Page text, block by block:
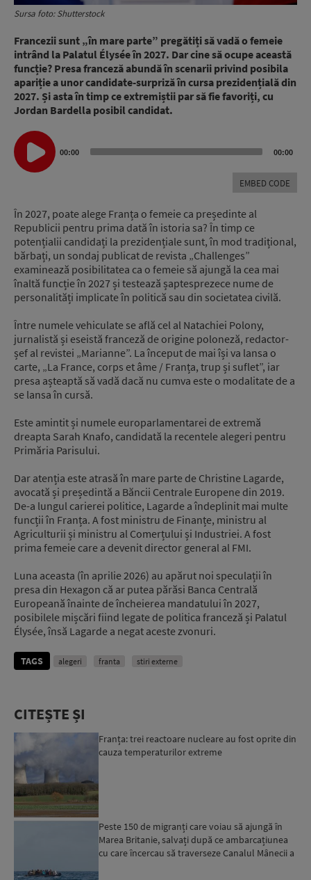
Sursa foto: Shutterstock
Francezii sunt „în mare parte” pregătiți să vadă o femeie
intrând la Palatul Élysée în 2027. Dar cine să ocupe această
funcție? Presa franceză abundă în scenarii privind posibila
apariție a unor candidate-surpriză în cursa prezidențială din
2027. Și asta în timp ce extremiștii par să fie favoriți, cu
Jordan Bardella posibil candidat.
Audio
Player
00:00 00:00
EMBED CODE
În 2027, poate alege Franța o femeie ca președinte al
Republicii pentru prima dată în istoria sa? În timp ce
potențialii candidați la prezidențiale sunt, în mod tradițional,
bărbați, un sondaj publicat de revista „Challenges”
examinează posibilitatea ca o femeie să ajungă la cea mai
înaltă funcție în 2027 și testează șaptesprezece nume de
personalități implicate în politică sau din societatea civilă.
Între numele vehiculate se află cel al Natachiei Polony,
jurnalistă și eseistă franceză de origine poloneză, redactor-
șef al revistei „Marianne”. La început de mai își va lansa o
carte, „La France, corps et âme / Franța, trup și suflet”, iar
presa așteaptă să vadă dacă nu cumva este o modalitate de a
se lansa în cursă.
Este amintit și numele europarlamentarei de extremă
dreapta Sarah Knafo, candidată la recentele alegeri pentru
Primăria Parisului.
Dar atenția este atrasă în mare parte de Christine Lagarde,
avocată și președintă a Băncii Centrale Europene din 2019.
De-a lungul carierei politice, Lagarde a îndeplinit mai multe
funcții în Franța. A fost ministru de Finanțe, ministru al
Agriculturii și ministru al Comerțului și Industriei. A fost
prima femeie care a devenit director general al FMI.
Luna aceasta (în aprilie 2026) au apărut noi speculații în
presa din Hexagon că ar putea părăsi Banca Centrală
Europeană înainte de încheierea mandatului în 2027,
posibilele mișcări fiind legate de politica franceză și Palatul
Élysée, însă Lagarde a negat aceste zvonuri.
TAGS alegeri franta stiri externe
CITEȘTE ȘI
Franța: trei reactoare nucleare au fost oprite din
cauza temperaturilor extreme
Peste 150 de migranți care voiau să ajungă în
Marea Britanie, salvați după ce ambarcațiunea
cu care încercau să traverseze Canalul Mânecii a